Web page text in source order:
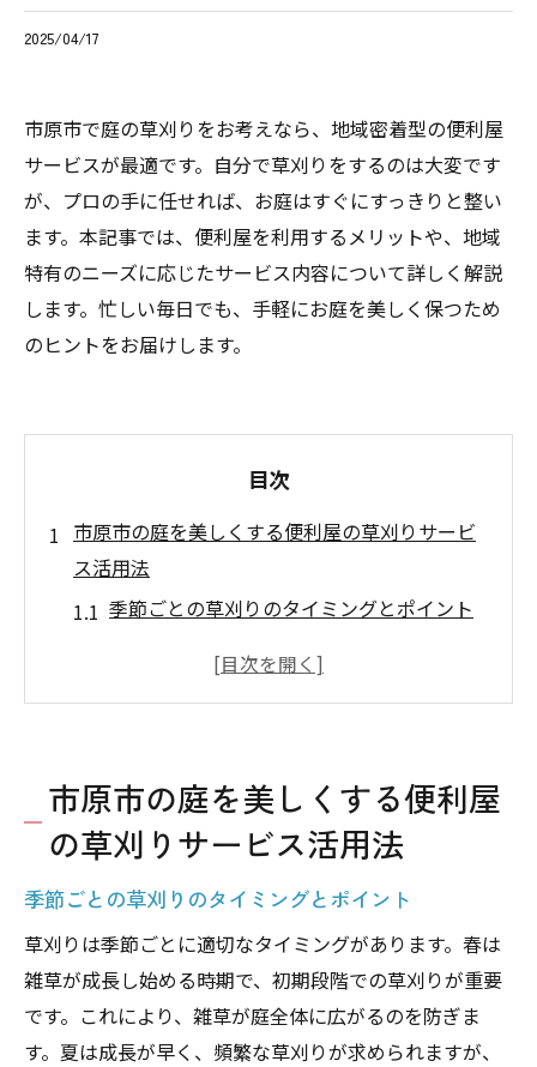
2025/04/17
市原市で庭の草刈りをお考えなら、地域密着型の便利屋
サービスが最適です。自分で草刈りをするのは大変です
が、プロの手に任せれば、お庭はすぐにすっきりと整い
ます。本記事では、便利屋を利用するメリットや、地域
特有のニーズに応じたサービス内容について詳しく解説
します。忙しい毎日でも、手軽にお庭を美しく保つため
のヒントをお届けします。
目次
市原市の庭を美しくする便利屋の草刈りサービ
ス活用法
季節ごとの草刈りのタイミングとポイント
便利屋が提供する多様な草刈り機器の選び
DIYとプロの草刈りのコスト比較
市原市での便利屋の予約方法と流れ
草刈り後のお庭の手入れ方法
力
市原市の気候に適した庭の管理法
地域密着型サービスの強みとは
市原市の庭を美しくする便利屋
の草刈りサービス活用法
季節ごとの草刈りのタイミングとポイント
草刈りは季節ごとに適切なタイミングがあります。春は
雑草が成長し始める時期で、初期段階での草刈りが重要
です。これにより、雑草が庭全体に広がるのを防ぎま
す。夏は成長が早く、頻繁な草刈りが求められますが、